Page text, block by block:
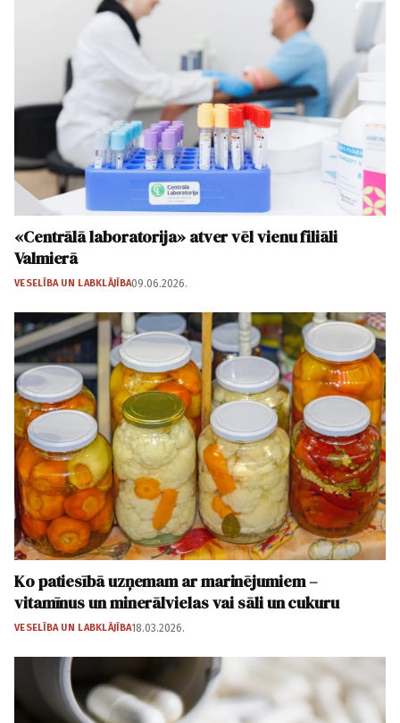
«Centrālā laboratorija» atver vēl vienu filiāli
Valmierā
VESELĪBA UN LABKLĀJĪBA09.06.2026.
Ko patiesībā uzņemam ar marinējumiem –
vitamīnus un minerālvielas vai sāli un cukuru
VESELĪBA UN LABKLĀJĪBA18.03.2026.